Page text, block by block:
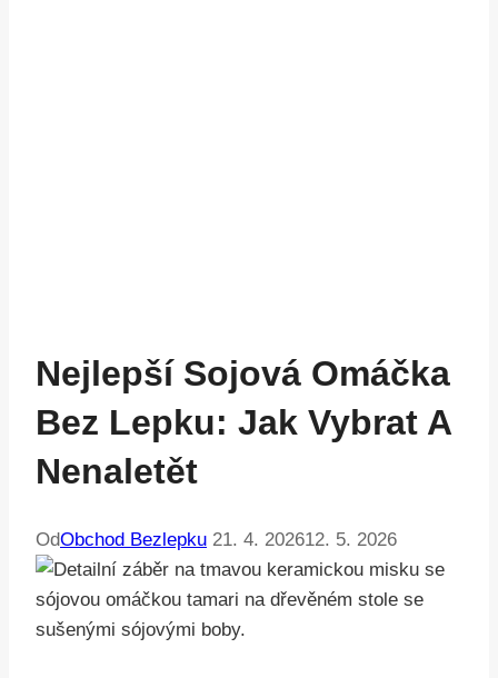
Nejlepší Sojová Omáčka
Bez Lepku: Jak Vybrat A
Nenaletět
OdObchod Bezlepku 21. 4. 202612. 5. 2026